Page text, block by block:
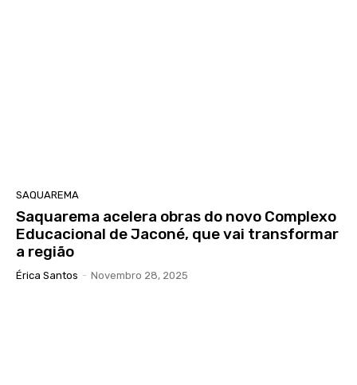
SAQUAREMA
Saquarema acelera obras do novo Complexo
Educacional de Jaconé, que vai transformar
a região
Érica Santos - Novembro 28, 2025